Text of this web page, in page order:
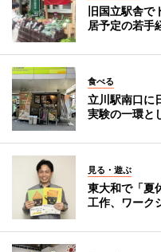
旧国立駅舎
居予定の若手
食べる
立川駅南口に
実験の一環と
見る・遊ぶ
東大和で「夏
工作、ワーク